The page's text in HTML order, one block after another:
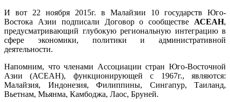
И вот 22 ноября 2015г. в Малайзии 10 государств Юго-
Востока Азии подписали Договор о сообществе АСЕАН,
предусматривающий глубокую региональную интеграцию в
сфере экономики, политики и административной
деятельности.
Напомним, что членами Ассоциации стран Юго-Восточной
Азии (АСЕАН), функционирующей с 1967г., являются:
Малайзия, Индонезия, Филиппины, Сингапур, Таиланд,
Вьетнам, Мьянма, Камбоджа, Лаос, Бруней.